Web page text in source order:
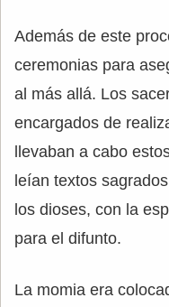
Además de este
ceremonias para
al más allá. Los
encargados de
llevaban a cabo
leían textos
los dioses, con la
para el difunto.
La momia era